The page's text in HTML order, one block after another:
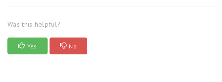
Was this helpful?
Yes No